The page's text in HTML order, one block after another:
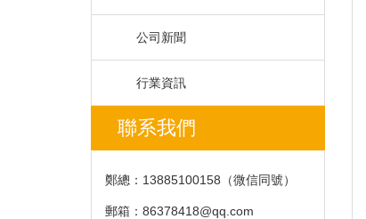
公司新聞
行業資訊
聯系我們
鄭總：13885100158（微信同號）
郵箱： 86378418@qq.com